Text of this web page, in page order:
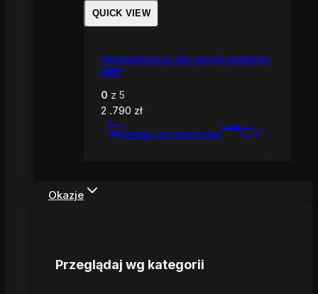
QUICK VIEW
Optymalizacja dla wersji mobilnej
AMP
0 z 5
2 .790 zł
DODAJ DO KOSZYKA
Okazje
Przeglądaj wg kategorii